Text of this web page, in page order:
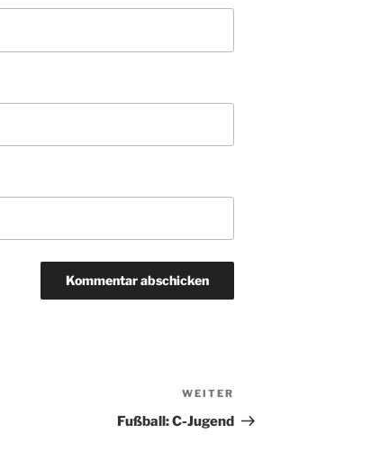
Beitrag
WEITER
Fußball: C-Jugend